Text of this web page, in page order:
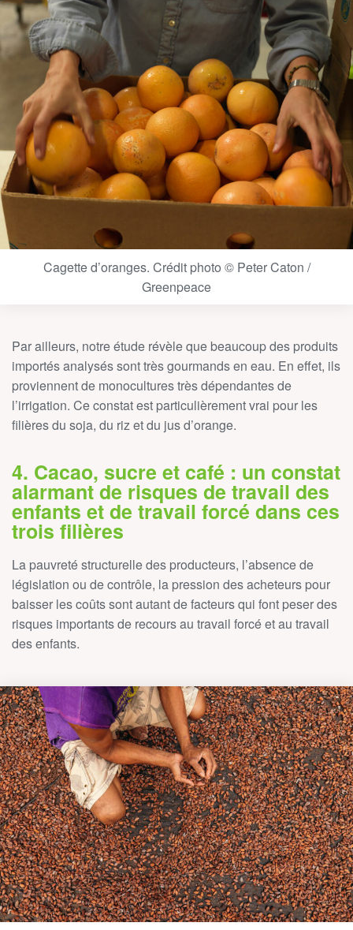
Cagette d’oranges. Crédit photo © Peter Caton /
Greenpeace
Par ailleurs, notre étude révèle que beaucoup des produits
importés analysés sont très gourmands en eau. En effet, ils
proviennent de monocultures très dépendantes de
l’irrigation. Ce constat est particulièrement vrai pour les
filières du soja, du riz et du jus d’orange.
4. Cacao, sucre et café : un constat
alarmant de risques de travail des
enfants et de travail forcé dans ces
trois filières
La pauvreté structurelle des producteurs, l’absence de
législation ou de contrôle, la pression des acheteurs pour
baisser les coûts sont autant de facteurs qui font peser des
risques importants de recours au travail forcé et au travail
des enfants.